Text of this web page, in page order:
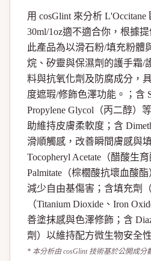
用 cosGlint 來分析
30ml/1oz適不適合你，根據
此產品為以滑石粉/填充粉體
烷、矽靈與保濕劑的護手霜/
料與抗氧化劑及防腐成分，
度遮瑕/修飾色澤功能。；含
Propylene Glycol（丙二醇）
助維持皮膚柔軟度；含
滑順觸感，改善瞬間膚感與
Tocopheryl Acetate（醋酸生
Palmitate（棕櫚酸抗壞血酸
減少自由基傷害；含填充劑
（Titanium Dioxide、Iron
善塗抹感與色澤修飾；含
劑）以維持配方微生物安全性
* 本分析由 cosGlint 技術基於公開成分